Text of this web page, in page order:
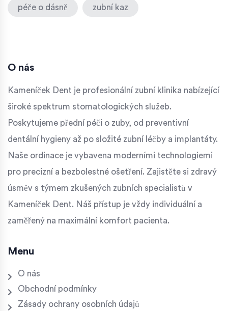
péče o dásně zubní kaz
O nás
Kameníček Dent je profesionální zubní klinika nabízející
široké spektrum stomatologických služeb.
Poskytujeme přední péči o zuby, od preventivní
dentální hygieny až po složité zubní léčby a implantáty.
Naše ordinace je vybavena moderními technologiemi
pro precizní a bezbolestné ošetření. Zajistěte si zdravý
úsměv s týmem zkušených zubních specialistů v
Kameníček Dent. Náš přístup je vždy individuální a
zaměřený na maximální komfort pacienta.
Menu
O nás
Obchodní podmínky
Zásady ochrany osobních údajů